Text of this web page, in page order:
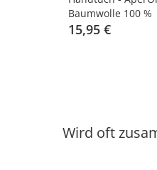
Baumwolle 100 %
15,95 €
Wird oft